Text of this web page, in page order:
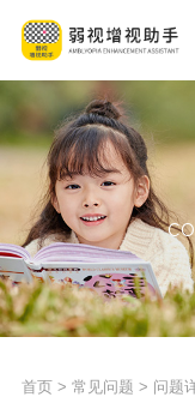
首页 > 常见问题 > 问题